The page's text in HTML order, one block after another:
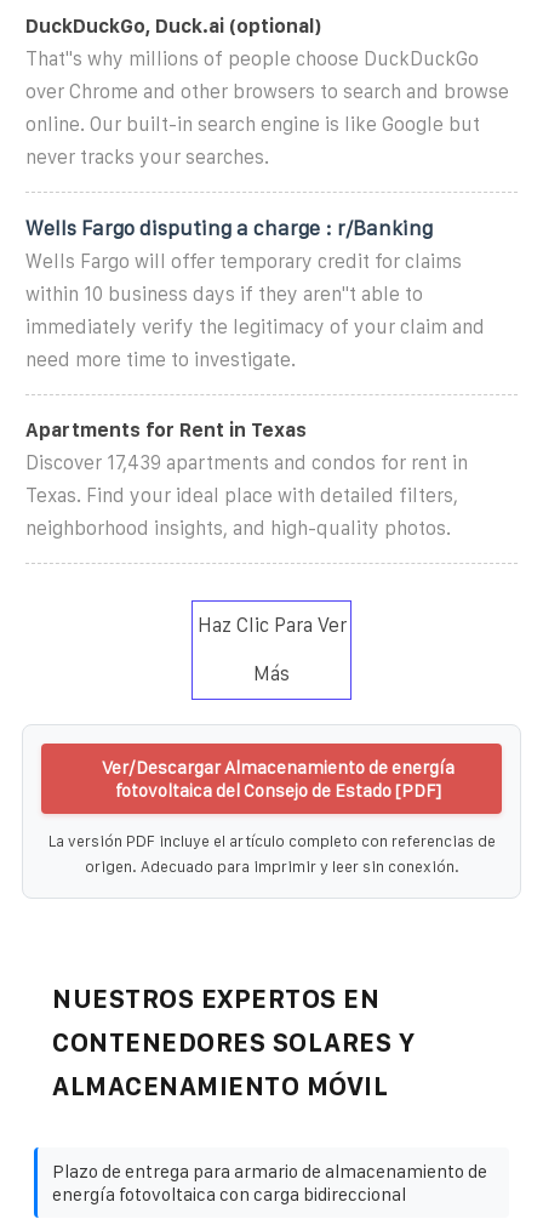
DuckDuckGo, Duck.ai (optional)
That''s why millions of people choose DuckDuckGo
over Chrome and other browsers to search and browse
online. Our built-in search engine is like Google but
never tracks your searches.
Wells Fargo disputing a charge : r/Banking
Wells Fargo will offer temporary credit for claims
within 10 business days if they aren''t able to
immediately verify the legitimacy of your claim and
need more time to investigate.
Apartments for Rent in Texas
Discover 17,439 apartments and condos for rent in
Texas. Find your ideal place with detailed filters,
neighborhood insights, and high-quality photos.
Haz Clic Para Ver
Más
Ver/Descargar Almacenamiento de energía
fotovoltaica del Consejo de Estado [PDF]
La versión PDF incluye el artículo completo con referencias de
origen. Adecuado para imprimir y leer sin conexión.
NUESTROS EXPERTOS EN
CONTENEDORES SOLARES Y
ALMACENAMIENTO MÓVIL
Plazo de entrega para armario de almacenamiento de
energía fotovoltaica con carga bidireccional